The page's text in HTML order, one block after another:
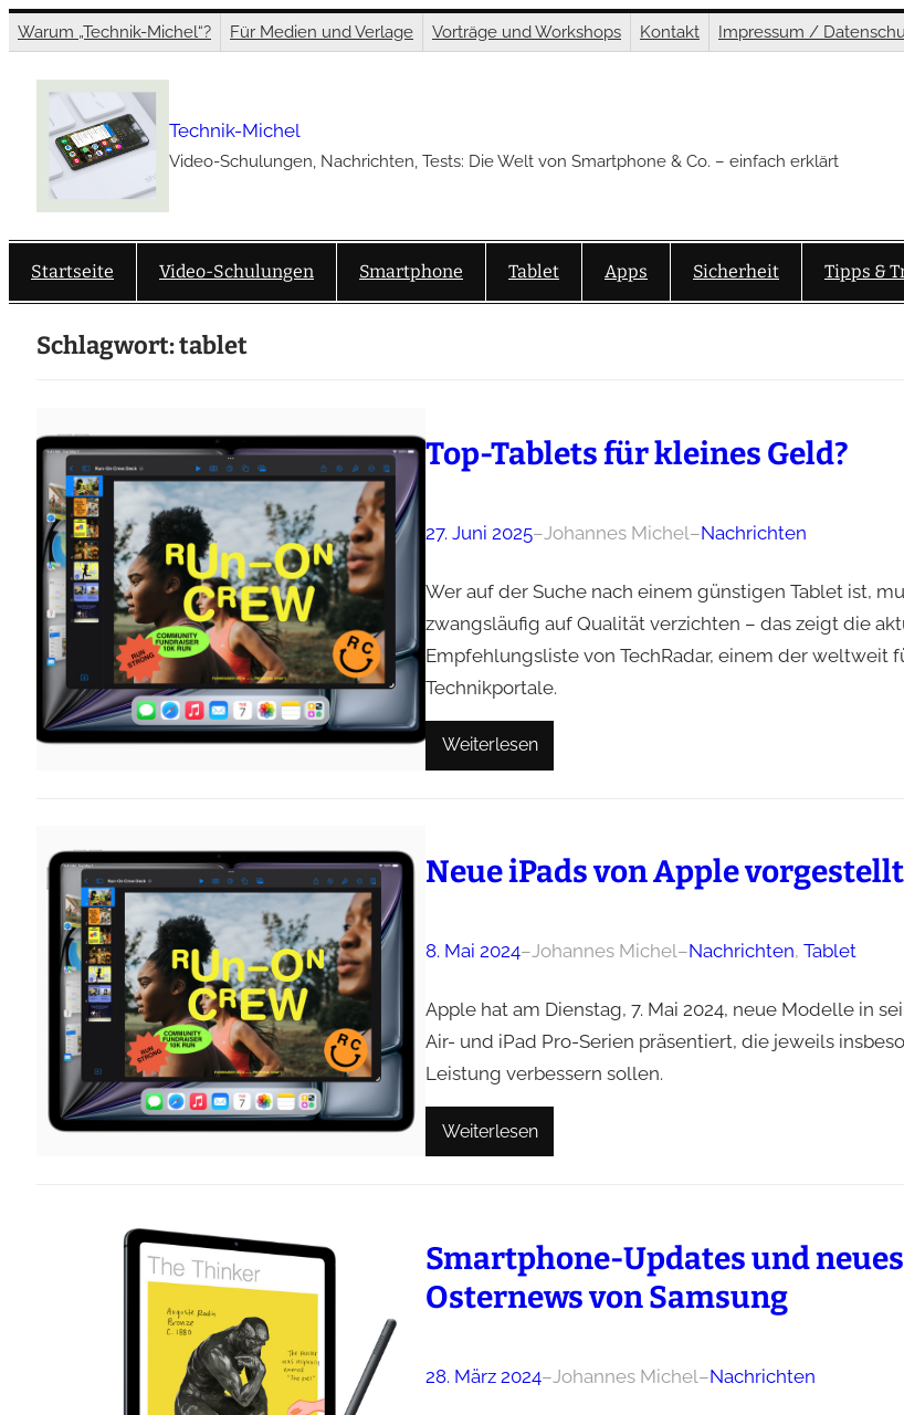
Zum
Inhalt
springen
Warum „Technik-Michel“? Für Medien und Verlage Vorträge und Workshops Kontakt Impressum /
Technik-Michel
Video-Schulungen, Nachrichten, Tests: Die Welt von Smartphone & Co. – einfach erklärt
Startseite Video-Schulungen Smartphone Tablet Apps Sicherheit Tipps &
Schlagwort:tablet
Top-Tablets für kleines Geld?
27. Juni 2025–Johannes Michel–Nachrichten
Wer auf der Suche nach einem günstigen Tablet ist,
zwangsläufig auf Qualität verzichten – das zeigt die
Empfehlungsliste von TechRadar, einem der weltweit
Technikportale.
Weiterlesen
Neue iPads von Apple vorgestellt
8. Mai 2024–Johannes Michel–Nachrichten, Tablet
Apple hat am Dienstag, 7. Mai 2024, neue Modelle in
Air- und iPad Pro-Serien präsentiert, die jeweils
Leistung verbessern sollen.
Weiterlesen
Smartphone-Updates und
Osternews von Samsung
28. März 2024–Johannes Michel–Nachrichten